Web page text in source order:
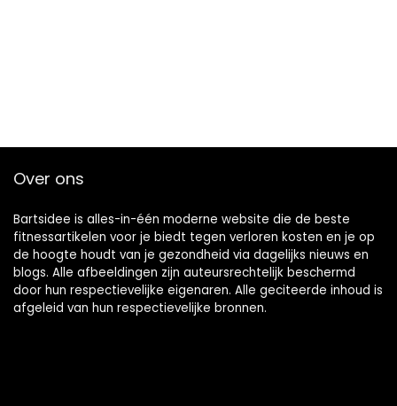
Over ons
Bartsidee is alles-in-één moderne website die de beste
fitnessartikelen voor je biedt tegen verloren kosten en je op
de hoogte houdt van je gezondheid via dagelijks nieuws en
blogs. Alle afbeeldingen zijn auteursrechtelijk beschermd
door hun respectievelijke eigenaren. Alle geciteerde inhoud is
afgeleid van hun respectievelijke bronnen.